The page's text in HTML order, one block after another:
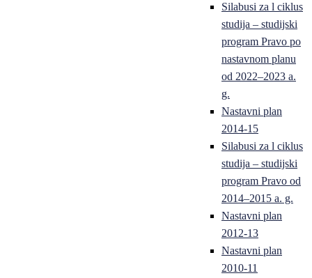
Silabusi za l ciklus
studija – studijski
program Pravo po
nastavnom planu
od 2022–2023 a.
g.
Nastavni plan
2014-15
Silabusi za l ciklus
studija – studijski
program Pravo od
2014–2015 a. g.
Nastavni plan
2012-13
Nastavni plan
2010-11